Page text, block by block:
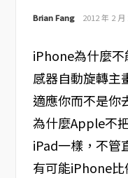
Brian Fang 2012 年 2 月
iPhone為什麼
感器自動旋轉主
適應你而不是你
為什麼Apple不
iPad一樣，不管
有可能iPhone